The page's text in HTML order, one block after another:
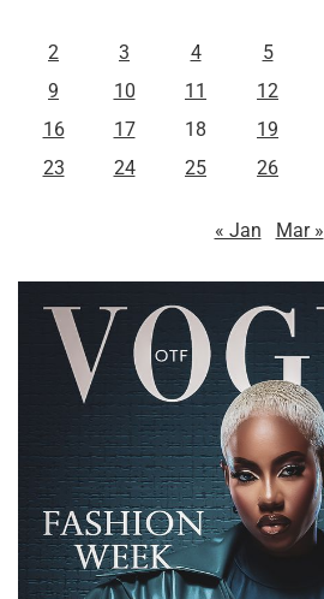
2
3 4 5
9
10 11 12
16
17 18 19
23
24 25 26
« Jan Mar »